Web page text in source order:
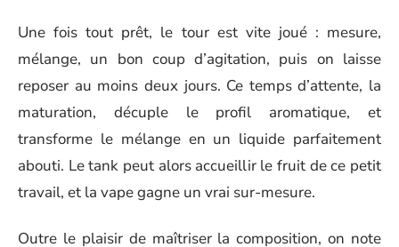
Une fois tout prêt, le tour est vite joué : mesure,
mélange, un bon coup d’agitation, puis on laisse
reposer au moins deux jours. Ce temps d’attente, la
maturation, décuple le profil aromatique, et
transforme le mélange en un liquide parfaitement
abouti. Le tank peut alors accueillir le fruit de ce petit
travail, et la vape gagne un vrai sur-mesure.
Outre le plaisir de maîtriser la composition, on note